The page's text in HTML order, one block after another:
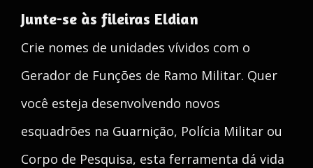
Junte-se às fileiras Eldian
Crie nomes de unidades vívidos com o
Gerador de Funções de Ramo Militar. Quer
você esteja desenvolvendo novos
esquadrões na Guarnição, Polícia Militar ou
Corpo de Pesquisa, esta ferramenta dá vida